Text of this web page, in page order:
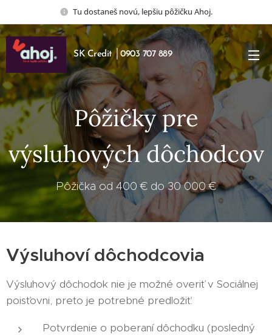
Tu dostaneš novú, lepšiu pôžičku Ahoj.
SK Credit │0903 707 889
Pôžičky pre
výsluhových dôchodcov
Pôžička od 400 € do 30 000 €
Výsluhoví dôchodcovia
Výsluhový dôchodok nie je možné overiť v Sociálnej
poisťovni, preto je potrebné predložiť:
Potvrdenie o poberaní dôchodku (posledný